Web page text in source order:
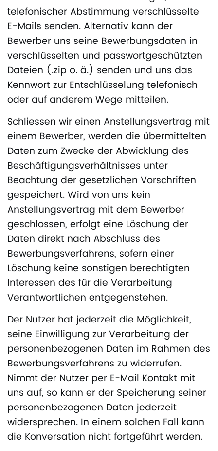
telefonischer Abstimmung verschlüsselte
E-Mails senden. Alternativ kann der
Bewerber uns seine Bewerbungsdaten in
verschlüsselten und passwortgeschützten
Dateien (.zip o. ä.) senden und uns das
Kennwort zur Entschlüsselung telefonisch
oder auf anderem Wege mitteilen.
Schliessen wir einen Anstellungsvertrag mit
einem Bewerber, werden die übermittelten
Daten zum Zwecke der Abwicklung des
Beschäftigungsverhältnisses unter
Beachtung der gesetzlichen Vorschriften
gespeichert. Wird von uns kein
Anstellungsvertrag mit dem Bewerber
geschlossen, erfolgt eine Löschung der
Daten direkt nach Abschluss des
Bewerbungsverfahrens, sofern einer
Löschung keine sonstigen berechtigten
Interessen des für die Verarbeitung
Verantwortlichen entgegenstehen.
Der Nutzer hat jederzeit die Möglichkeit,
seine Einwilligung zur Verarbeitung der
personenbezogenen Daten im Rahmen des
Bewerbungsverfahrens zu widerrufen.
Nimmt der Nutzer per E-Mail Kontakt mit
uns auf, so kann er der Speicherung seiner
personenbezogenen Daten jederzeit
widersprechen. In einem solchen Fall kann
die Konversation nicht fortgeführt werden.